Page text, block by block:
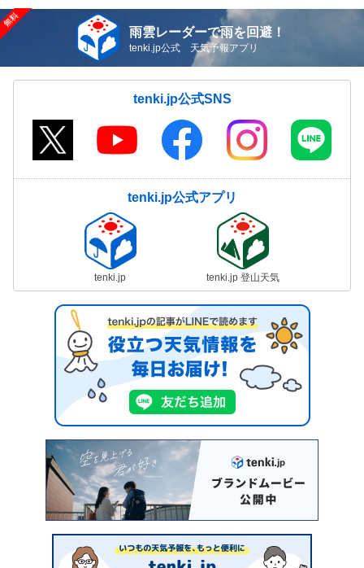
雨雲レーダーで雨を回避！
tenki.jp公式 天気予報アプリ
tenki.jp公式SNS
tenki.jp公式アプリ
tenki.jp tenki.jp 登山天気